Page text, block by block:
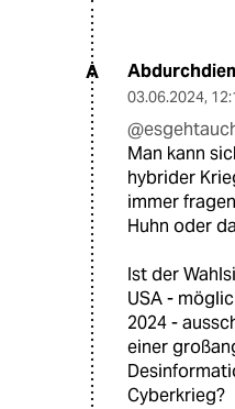
A
03.06.2024,
Man kann
hybrider
immer
Huhn oder
Ist der
USA -
2024 -
einer
Cyberkrieg?